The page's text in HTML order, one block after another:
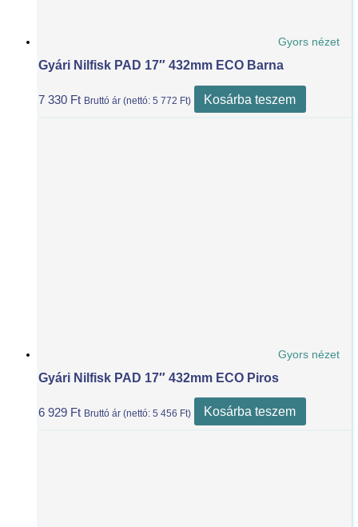
Gyors nézet
Gyári Nilfisk PAD 17″ 432mm ECO Barna
7 330 Ft Bruttó ár (nettó: 5 772 Ft) Kosárba teszem
Gyors nézet
Gyári Nilfisk PAD 17″ 432mm ECO Piros
6 929 Ft Bruttó ár (nettó: 5 456 Ft) Kosárba teszem